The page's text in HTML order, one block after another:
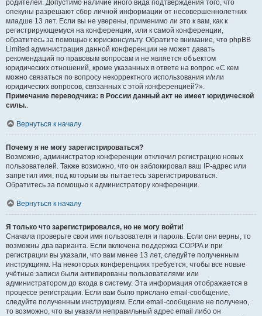
родителей. Допустимо наличие иного вида подтверждения того, что
опекуны разрешают сбор личной информации от несовершеннолетних
младше 13 лет. Если вы не уверены, применимо ли это к вам, как к
регистрирующемуся на конференции, или к самой конференции,
обратитесь за помощью к юрисконсульту. Обратите внимание, что phpBB
Limited администрация данной конференции не может давать
рекомендаций по правовым вопросам и не является объектом
юридических отношений, кроме указанных в ответе на вопрос «С кем
можно связаться по вопросу некорректного использования и/или
юридических вопросов, связанных с этой конференцией?».
Примечание переводчика: в России данный акт не имеет юридической
силы..
Вернуться к началу
Почему я не могу зарегистрироваться?
Возможно, администратор конференции отключил регистрацию новых
пользователей. Также возможно, что он заблокировал ваш IP-адрес или
запретил имя, под которым вы пытаетесь зарегистрироваться.
Обратитесь за помощью к администратору конференции.
Вернуться к началу
Я только что зарегистрировался, но не могу войти!
Сначала проверьте свои имя пользователя и пароль. Если они верны, то
возможны два варианта. Если включена поддержка COPPA и при
регистрации вы указали, что вам менее 13 лет, следуйте полученным
инструкциям. На некоторых конференциях требуется, чтобы все новые
учётные записи были активированы пользователями или
администратором до входа в систему. Эта информация отображается в
процессе регистрации. Если вам было прислано email-сообщение,
следуйте полученным инструкциям. Если email-сообщение не получено,
то возможно, что вы указали неправильный адрес email либо он